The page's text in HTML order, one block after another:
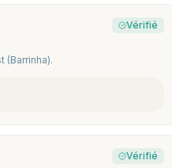
Vérifié
(Barrinha).
Vérifié